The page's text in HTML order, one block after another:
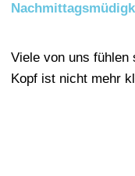
Viele von uns fühlen
Kopf ist nicht mehr